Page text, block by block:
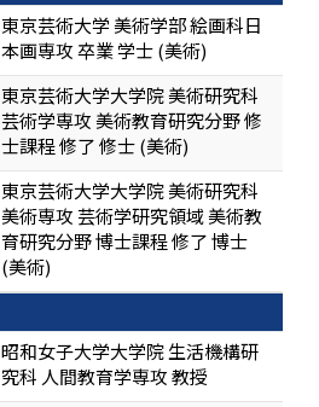
東京芸術大学 美術学部 絵画科日
本画専攻 卒業 学士 (美術)
東京芸術大学大学院 美術研究科
芸術学専攻 美術教育研究分野 修
士課程 修了 修士 (美術)
東京芸術大学大学院 美術研究科
美術専攻 芸術学研究領域 美術教
育研究分野 博士課程 修了 博士
(美術)
昭和女子大学大学院 生活機構研
究科 人間教育学専攻 教授